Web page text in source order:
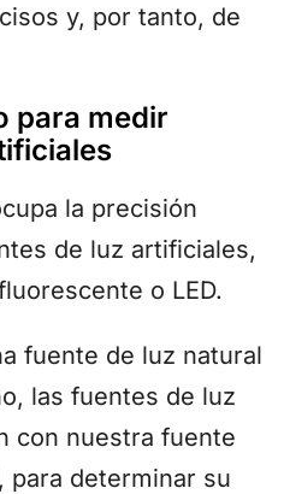
y, por tanto, de
para medir
la precisión
de luz artificiales,
o LED.
fuente de luz natural
las fuentes de luz
con nuestra fuente
para determinar su